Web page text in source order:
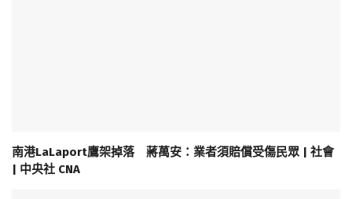
南港LaLaport鷹架掉落 蔣萬安：業者須賠償受傷民眾 | 社會
| 中央社 CNA